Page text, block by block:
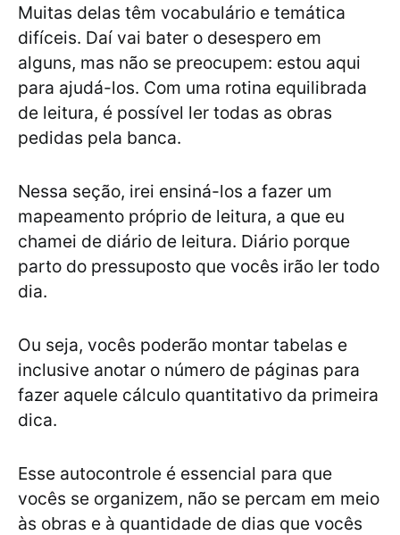
Muitas delas têm vocabulário e temática
difíceis. Daí vai bater o desespero em
alguns, mas não se preocupem: estou aqui
para ajudá-los. Com uma rotina equilibrada
de leitura, é possível ler todas as obras
pedidas pela banca.
Nessa seção, irei ensiná-los a fazer um
mapeamento próprio de leitura, a que eu
chamei de diário de leitura. Diário porque
parto do pressuposto que vocês irão ler todo
dia.
Ou seja, vocês poderão montar tabelas e
inclusive anotar o número de páginas para
fazer aquele cálculo quantitativo da primeira
dica.
Esse autocontrole é essencial para que
vocês se organizem, não se percam em meio
às obras e à quantidade de dias que vocês